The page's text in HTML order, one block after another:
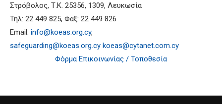
Στρόβολος, Τ.Κ. 25356, 1309, Λευκωσία
Τηλ: 22 449 825, Φαξ: 22 449 826
Email: info@koeas.org.cy,
safeguarding@koeas.org.cy koeas@cytanet.com.cy
Φόρμα Επικοινωνίας / Τοποθεσία